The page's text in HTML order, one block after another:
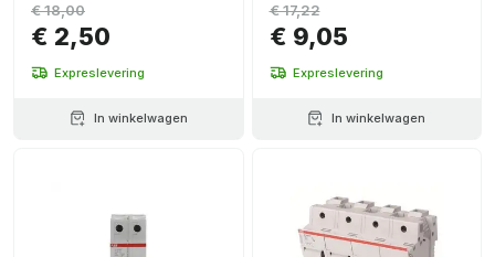
€ 2,50
€ 18,00
Expreslevering
In winkelwagen
€ 9,05
€ 17,22
Expreslevering
In winkelwagen